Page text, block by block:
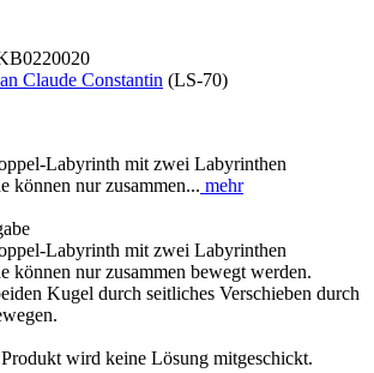
Claude Constantin (LS-70)
Labyrinth mit zwei Labyrinthen
können nur zusammen... mehr
Labyrinth mit zwei Labyrinthen
können nur zusammen bewegt werden.
Kugel durch seitliches Verschieben durch
wird keine Lösung mitgeschickt.